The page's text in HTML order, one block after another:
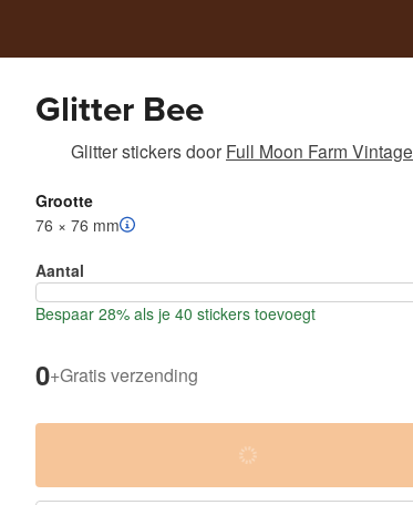
Glitter Bee
Glitter stickersdoor Full Moon Farm Vintage
Grootte
76 × 76 mm
Aantal
Bespaar 28% als je 40 stickers toevoegt
0+Gratis verzending